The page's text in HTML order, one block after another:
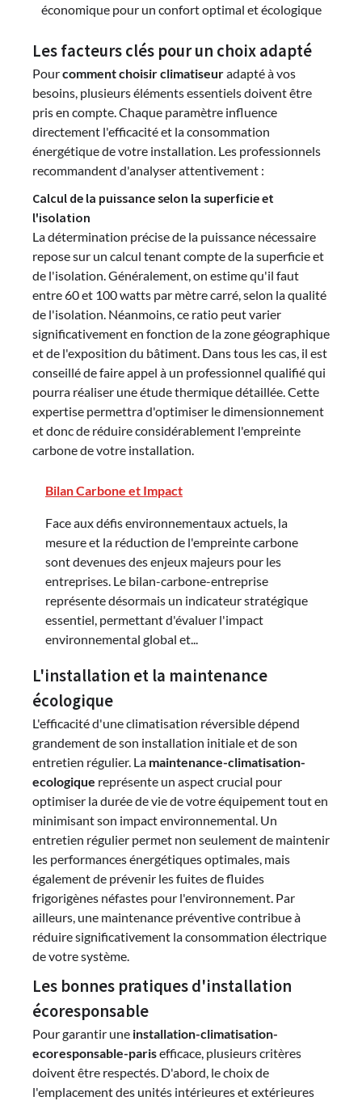
économique pour un confort optimal et écologique
Les facteurs clés pour un choix adapté
Pourcomment choisir climatiseuradapté à vos
besoins, plusieurs éléments essentiels doivent être
pris en compte. Chaque paramètre influence
directement l'efficacité et la consommation
énergétique de votre installation. Les professionnels
recommandent d'analyser attentivement :
Calcul de la puissance selon la superficie et
l'isolation
La détermination précise de la puissance nécessaire
repose sur un calcul tenant compte de la superficie et
de l'isolation. Généralement, on estime qu'il faut
entre 60 et 100 watts par mètre carré, selon la qualité
de l'isolation. Néanmoins, ce ratio peut varier
significativement en fonction de la zone géographique
et de l'exposition du bâtiment. Dans tous les cas, il est
conseillé de faire appel à un professionnel qualifié qui
pourra réaliser une étude thermique détaillée. Cette
expertise permettra d'optimiser le dimensionnement
et donc de réduire considérablement l'empreinte
carbone de votre installation.
Bilan Carbone et Impact
Face aux défis environnementaux actuels, la
mesure et la réduction de l'empreinte carbone
sont devenues des enjeux majeurs pour les
entreprises. Le bilan-carbone-entreprise
représente désormais un indicateur stratégique
essentiel, permettant d'évaluer l'impact
environnemental global et...
L'installation et la maintenance
écologique
L'efficacité d'une climatisation réversible dépend
grandement de son installation initiale et de son
entretien régulier. La maintenance-climatisation-
ecologique représente un aspect crucial pour
optimiser la durée de vie de votre équipement tout en
minimisant son impact environnemental. Un
entretien régulier permet non seulement de maintenir
les performances énergétiques optimales, mais
également de prévenir les fuites de fluides
frigorigènes néfastes pour l'environnement. Par
ailleurs, une maintenance préventive contribue à
réduire significativement la consommation électrique
de votre système.
Les bonnes pratiques d'installation
écoresponsable
Pour garantir une installation-climatisation-
ecoresponsable-parisefficace, plusieurs critères
doivent être respectés. D'abord, le choix de
l'emplacement des unités intérieures et extérieures